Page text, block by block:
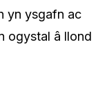
yn ysgafn ac
ogystal â llond